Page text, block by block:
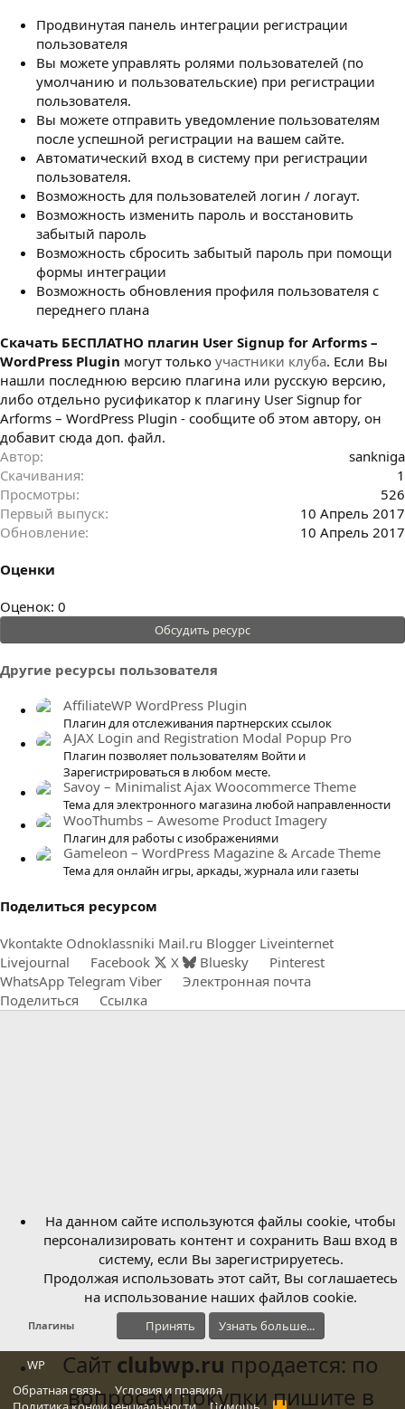
Продвинутая панель интеграции регистрации
пользователя
Вы можете управлять ролями пользователей (по
умолчанию и пользовательские) при регистрации
пользователя.
Вы можете отправить уведомление пользователям
после успешной регистрации на вашем сайте.
Автоматический вход в систему при регистрации
пользователя.
Возможность для пользователей логин / логаут.
Возможность изменить пароль и восстановить
забытый пароль
Возможность сбросить забытый пароль при помощи
формы интеграции
Возможность обновления профиля пользователя с
переднего плана
Cкачать БЕСПЛАТНО плагин User Signup for Arforms –
WordPress Plugin могут только участники клуба. Если Вы
нашли последнюю версию плагина или русскую версию,
либо отдельно русификатор к плагину User Signup for
Arforms – WordPress Plugin - сообщите об этом автору, он
добавит сюда доп. файл.
Автор
sankniga
Скачивания
1
Просмотры
526
Первый выпуск
10 Апрель 2017
Обновление
10 Апрель 2017
Оценки
0
.
0
0
з
Оценок: 0
Обсудить ресурс
Другие ресурсы пользователя
AffiliateWP WordPress Plugin
Плагин для отслеживания партнерских ссылок
AJAX Login and Registration Modal Popup Pro
Плагин позволяет пользователям Войти и
Зарегистрироваться в любом месте.
Savoy – Minimalist Ajax Woocommerce Theme
Тема для электронного магазина любой направленности
WooThumbs – Awesome Product Imagery
Плагин для работы с изображениями
Gameleon – WordPress Magazine & Arcade Theme
Тема для онлайн игры, аркады, журнала или газеты
Поделиться ресурсом
Vkontakte Odnoklassniki Mail.ru Blogger Liveinternet
Livejournal
Facebook X Bluesky
Pinterest
WhatsApp Telegram Viber
Электронная почта
Поделиться
Ссылка
Плагины
WP
Обратная связь
Условия и правила
R
На данном сайте используются файлы cookie, чтобы
персонализировать контент и сохранить Ваш вход в
систему, если Вы зарегистрируетесь.
Продолжая использовать этот сайт, Вы соглашаетесь
на использование наших файлов cookie.
Принять Узнать больше...
Сайт clubwp.ru продается: по
вопросам покупки пишите в